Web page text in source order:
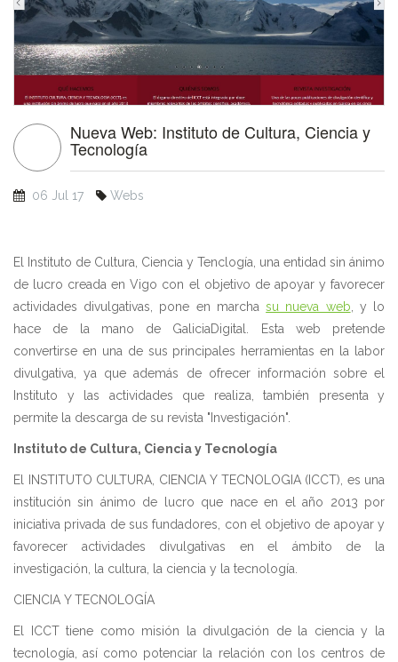
Nueva Web: Instituto de Cultura, Ciencia y
Tecnología
06 Jul 17 Webs
El Instituto de Cultura, Ciencia y Tenclogía, una entidad sin ánimo
de lucro creada en Vigo con el objetivo de apoyar y favorecer
actividades divulgativas, pone en marchasu nueva web, y lo
hace de la mano de GaliciaDigital. Esta web pretende
convertirse en una de sus principales herramientas en la labor
divulgativa, ya que además de ofrecer información sobre el
Instituto y las actividades que realiza, también presenta y
permite la descarga de su revista "Investigación".
Instituto de Cultura, Ciencia y Tecnología
El INSTITUTO CULTURA, CIENCIA Y TECNOLOGIA (ICCT), es una
institución sin ánimo de lucro que nace en el año 2013 por
iniciativa privada de sus fundadores, con el objetivo de apoyar y
favorecer actividades divulgativas en el ámbito de la
investigación, la cultura, la ciencia y la tecnología.
CIENCIA Y TECNOLOGÍA
El ICCT tiene como misión la divulgación de la ciencia y la
tecnología, así como potenciar la relación con los centros de